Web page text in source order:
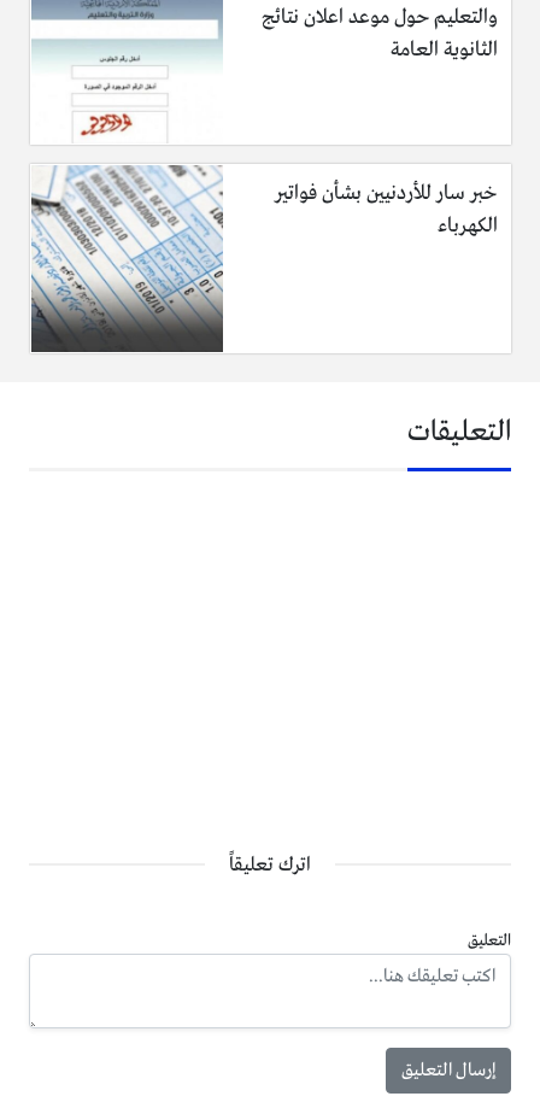
والتعليم حول موعد اعلان نتائج
الثانوية العامة
خبر سار للأردنيين بشأن فواتير
الكهرباء
التعليقات
اترك تعليقاً
التعليق